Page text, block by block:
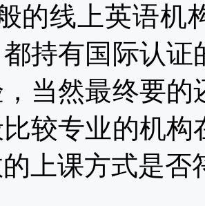
的线上英语机
持有国际认
当然最终要
较专业的机
上课方式是